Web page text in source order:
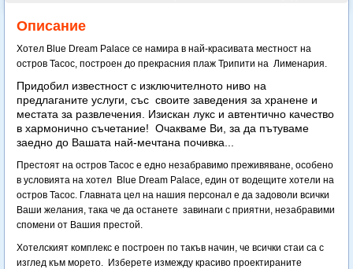
Описание
Хотел Blue Dream Palace се намира в най-красивата местност на
остров Тасос, построен до прекрасния плаж Трипити на Лименария.
Придобил известност с изключителното ниво на
предлаганите услуги, със своите заведения за хранене и
местата за развлечения. Изискан лукс и автентично качество
в хармонично съчетание! Очакваме Ви, за да пътуваме
заедно до Вашата най-мечтана почивка...
Престоят на остров Тасос е едно незабравимо преживяване, особено
в условията на хотел Blue Dream Palace, един от водещите хотели на
остров Тасос. Главната цел на нашия персонал е да задоволи всички
Ваши желания, така че да останете завинаги с приятни, незабравими
спомени от Вашия престой.
Хотелският комплекс е построен по такъв начин, че всички стаи са с
изглед към морето. Изберете измежду красиво проектираните